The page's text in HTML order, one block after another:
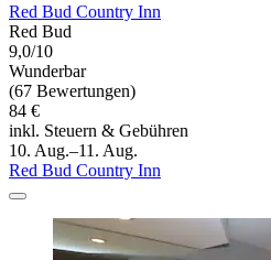
Red Bud Country Inn
Red Bud
9,0/10
Wunderbar
(67 Bewertungen)
84 €
inkl. Steuern & Gebühren
10. Aug.–11. Aug.
Red Bud Country Inn